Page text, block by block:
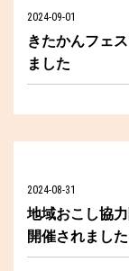
2024-09-01
きたかんフェ
ました
2024-08-31
地域おこし協
開催されました